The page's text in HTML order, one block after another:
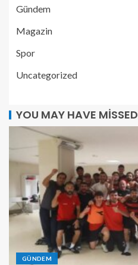
Gündem
Magazin
Spor
Uncategorized
YOU MAY HAVE MISSED
GÜNDEM